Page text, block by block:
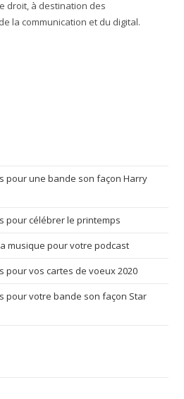
droit, à destination des
la communication et du digital.
pour une bande son façon Harry
pour célébrer le printemps
musique pour votre podcast
pour vos cartes de voeux 2020
pour votre bande son façon Star